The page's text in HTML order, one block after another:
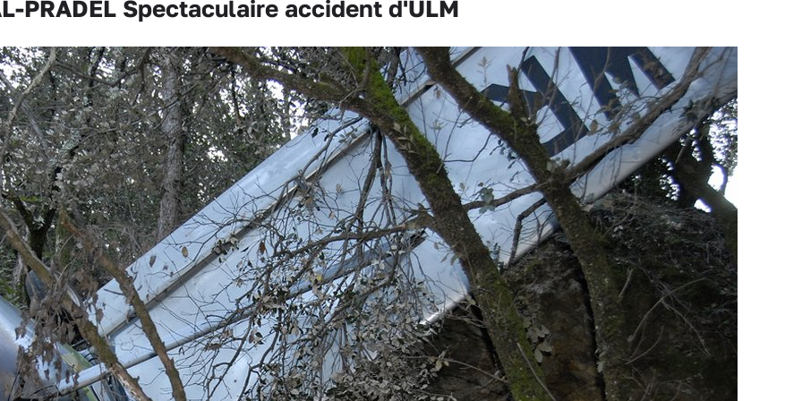
PRADEL Spectaculaire accident d'ULM